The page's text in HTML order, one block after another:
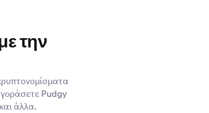
την
Pudgy
άλλα.